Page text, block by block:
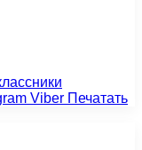
Viber Печатать